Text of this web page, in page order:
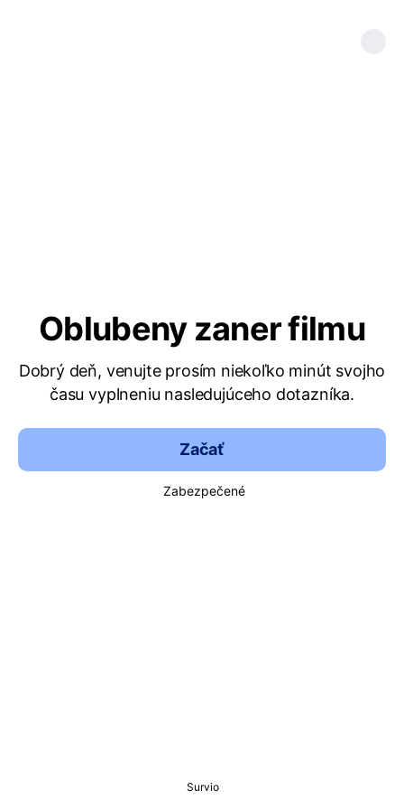
Oblubeny zaner filmu
Dobrý deň, venujte prosím niekoľko minút svojho
času vyplneniu nasledujúceho dotazníka.
Začať
Zabezpečené
Survio